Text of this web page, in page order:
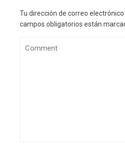
Tu dirección de correo
campos obligatorios están